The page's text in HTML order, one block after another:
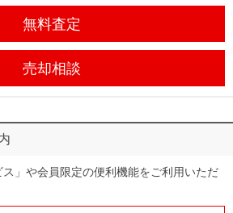
無料査定
売却相談
ス」や会員限定の便利機能をご利用いただ